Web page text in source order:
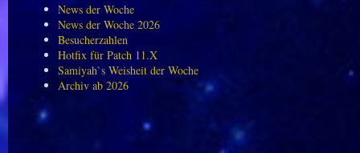
News der Woche
News der Woche 2026
Besucherzahlen
Hotfix für Patch 11.X
Samiyah`s Weisheit der Woche
Archiv ab 2026